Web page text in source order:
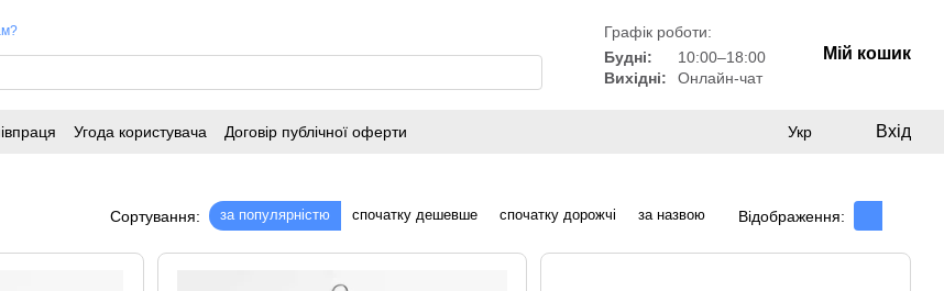
Графік роботи:
Будні:
10:00–18:00
Вихідні:
Онлайн-чат
Мій кошик
Угода користувача Договір публічної оферти Укр Вхід
Сортування: за популярністю спочатку дешевше спочатку дорожчі за назвою Відображення: